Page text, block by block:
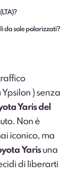
da sole polarizzati?
) senza
Yaris del
Non è
iconico, ma
Yarisuna
di liberarti